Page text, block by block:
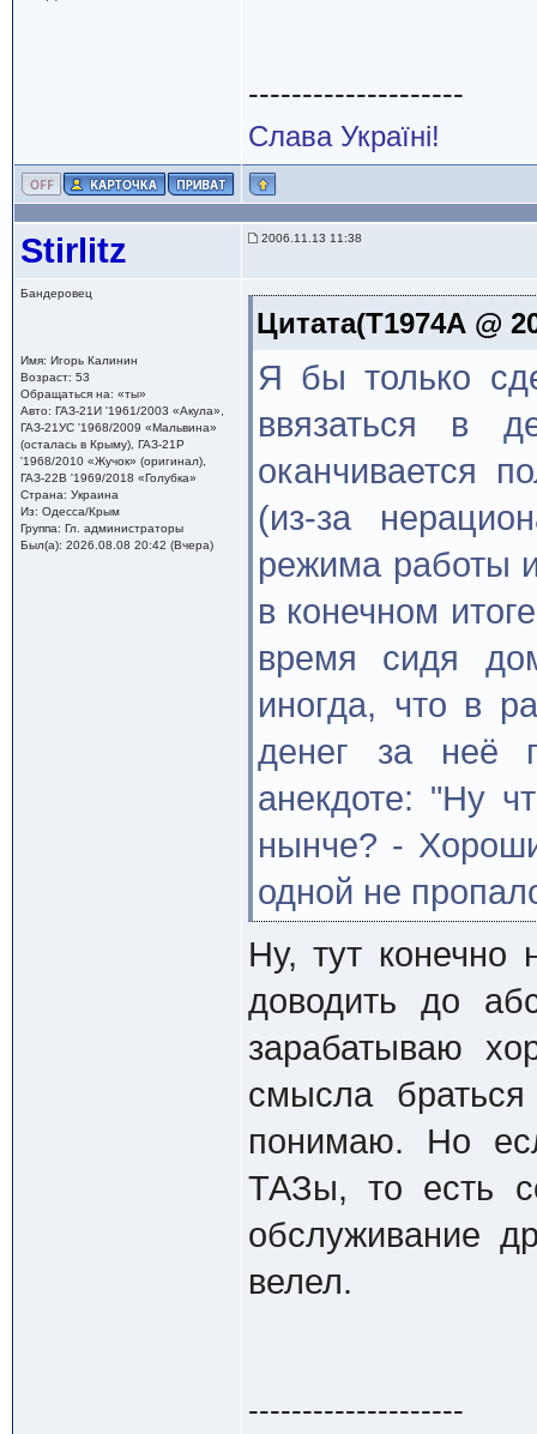
--------------------
Слава Україні!
Stirlitz 2006.11.13 11:38
Бандеровец
Имя: Игорь Калинин
Возраст: 53
Обращаться на: «ты»
Авто: ГАЗ-21И '1961/2003 «Акула»,
ГАЗ-21УС '1968/2009 «Мальвина»
(осталась в Крыму), ГАЗ-21Р
'1968/2010 «Жучок» (оригинал),
ГАЗ-22В '1969/2018 «Голубка»
Страна: Украина
Из: Одесса/Крым
Группа: Гл. администраторы
Был(а): 2026.08.08 20:42 (Вчера)
Цитата(Т1974А @
Я бы только
ввязаться в
оканчивается
(из-за
режима работы
в конечном
время сидя
иногда, что в
денег за неё
анекдоте: "Ну
нынче? -
одной не
Ну, тут
доводить до
зарабатываю
смысла
понимаю. Но
ТАЗы, то есть
обслуживание
велел.
--------------------